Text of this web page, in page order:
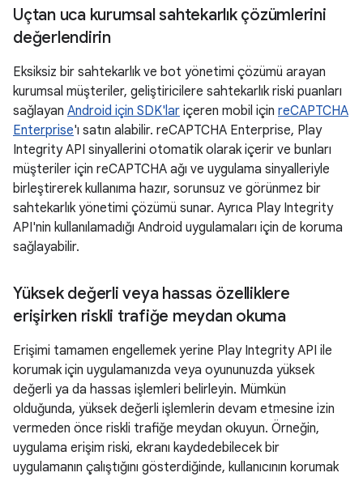
Uçtan uca kurumsal sahtekarlık çözümlerini
değerlendirin
Eksiksiz bir sahtekarlık ve bot yönetimi çözümü arayan
kurumsal müşteriler, geliştiricilere sahtekarlık riski puanları
sağlayan Android için SDK'lar içeren mobil için reCAPTCHA
Enterprise'ı satın alabilir. reCAPTCHA Enterprise, Play
Integrity API sinyallerini otomatik olarak içerir ve bunları
müşteriler için reCAPTCHA ağı ve uygulama sinyalleriyle
birleştirerek kullanıma hazır, sorunsuz ve görünmez bir
sahtekarlık yönetimi çözümü sunar. Ayrıca Play Integrity
API'nin kullanılamadığı Android uygulamaları için de koruma
sağlayabilir.
Yüksek değerli veya hassas özelliklere
erişirken riskli trafiğe meydan okuma
Erişimi tamamen engellemek yerine Play Integrity API ile
korumak için uygulamanızda veya oyununuzda yüksek
değerli ya da hassas işlemleri belirleyin. Mümkün
olduğunda, yüksek değerli işlemlerin devam etmesine izin
vermeden önce riskli trafiğe meydan okuyun. Örneğin,
uygulama erişim riski, ekranı kaydedebilecek bir
uygulamanın çalıştığını gösterdiğinde, kullanıcının korumak